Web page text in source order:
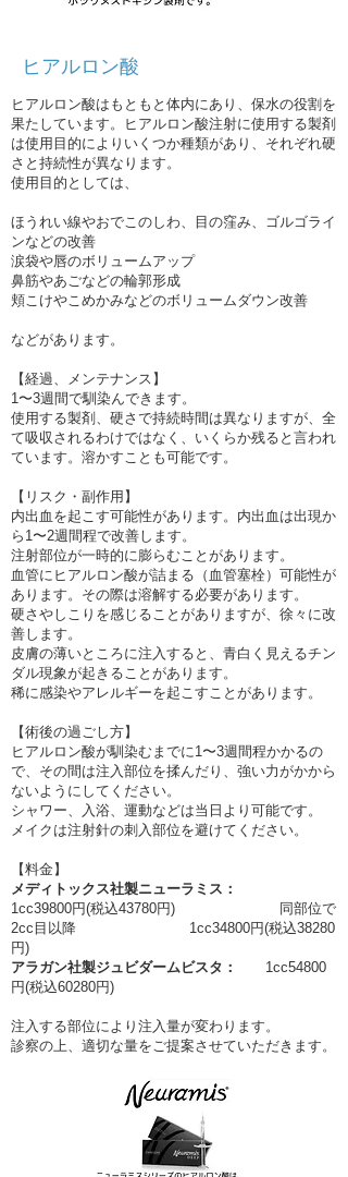
​ヒアルロン酸
ヒアルロン酸はもともと体内にあり、保水の役割を
果たしています。ヒアルロン酸注射に使用する製剤
は使用目的によりいくつか種類があり、それぞれ硬
さと持続性が異なります。
使用目的としては、
ほうれい線やおでこのしわ、目の窪み、ゴルゴライ
ンなどの改善
涙袋や唇のボリュームアップ
鼻筋やあごなどの輪郭形成
頬こけやこめかみなどのボリュームダウン改善
などがあります。
【経過、メンテナンス】
1〜3週間で馴染んできます。
使用する製剤、硬さで持続時間は異なりますが、全
て吸収されるわけではなく、いくらか残ると言われ
ています。溶かすことも可能です。
【リスク・副作用】
内出血を起こす可能性があります。内出血は出現か
ら1〜2週間程で改善します。
注射部位が一時的に膨らむことがあります。
血管にヒアルロン酸が詰まる（血管塞栓）可能性が
あります。その際は溶解する必要があります。
硬さやしこりを感じることがありますが、徐々に改
善します。
皮膚の薄いところに注入すると、青白く見えるチン
ダル現象が起きることがあります。
稀に感染やアレルギーを起こすことがあります。
【術後の過ごし方】
ヒアルロン酸が馴染むまでに1〜3週間程かかるの
で、その間は注入部位を揉んだり、強い力がかから
ないようにしてください。
シャワー、入浴、運動などは当日より可能です。
メイクは注射針の刺入部位を避けてください。
【料金】
メディトックス社製ニューラミ ス：
1cc39800円(税込43780円) 同部位で
2cc目以降
1cc34800円(税込38280
円)
アラガン社製ジュビダームビスタ： 1cc54800
円(税込60280円)
注入する部位により注入量が変わります。
診察の上、適切な量をご提案させていただきます。